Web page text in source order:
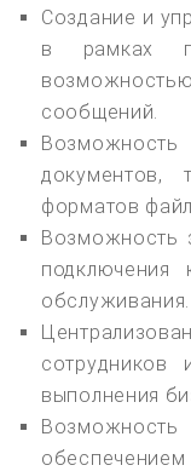
Создание и
в рамках
сообщений.
документов,
форматов
Возможность
обслуживания.
сотрудников
выполнения
обеспечением